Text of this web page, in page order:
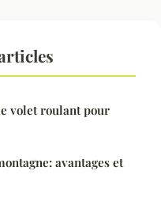
volet roulant pour
avantages et